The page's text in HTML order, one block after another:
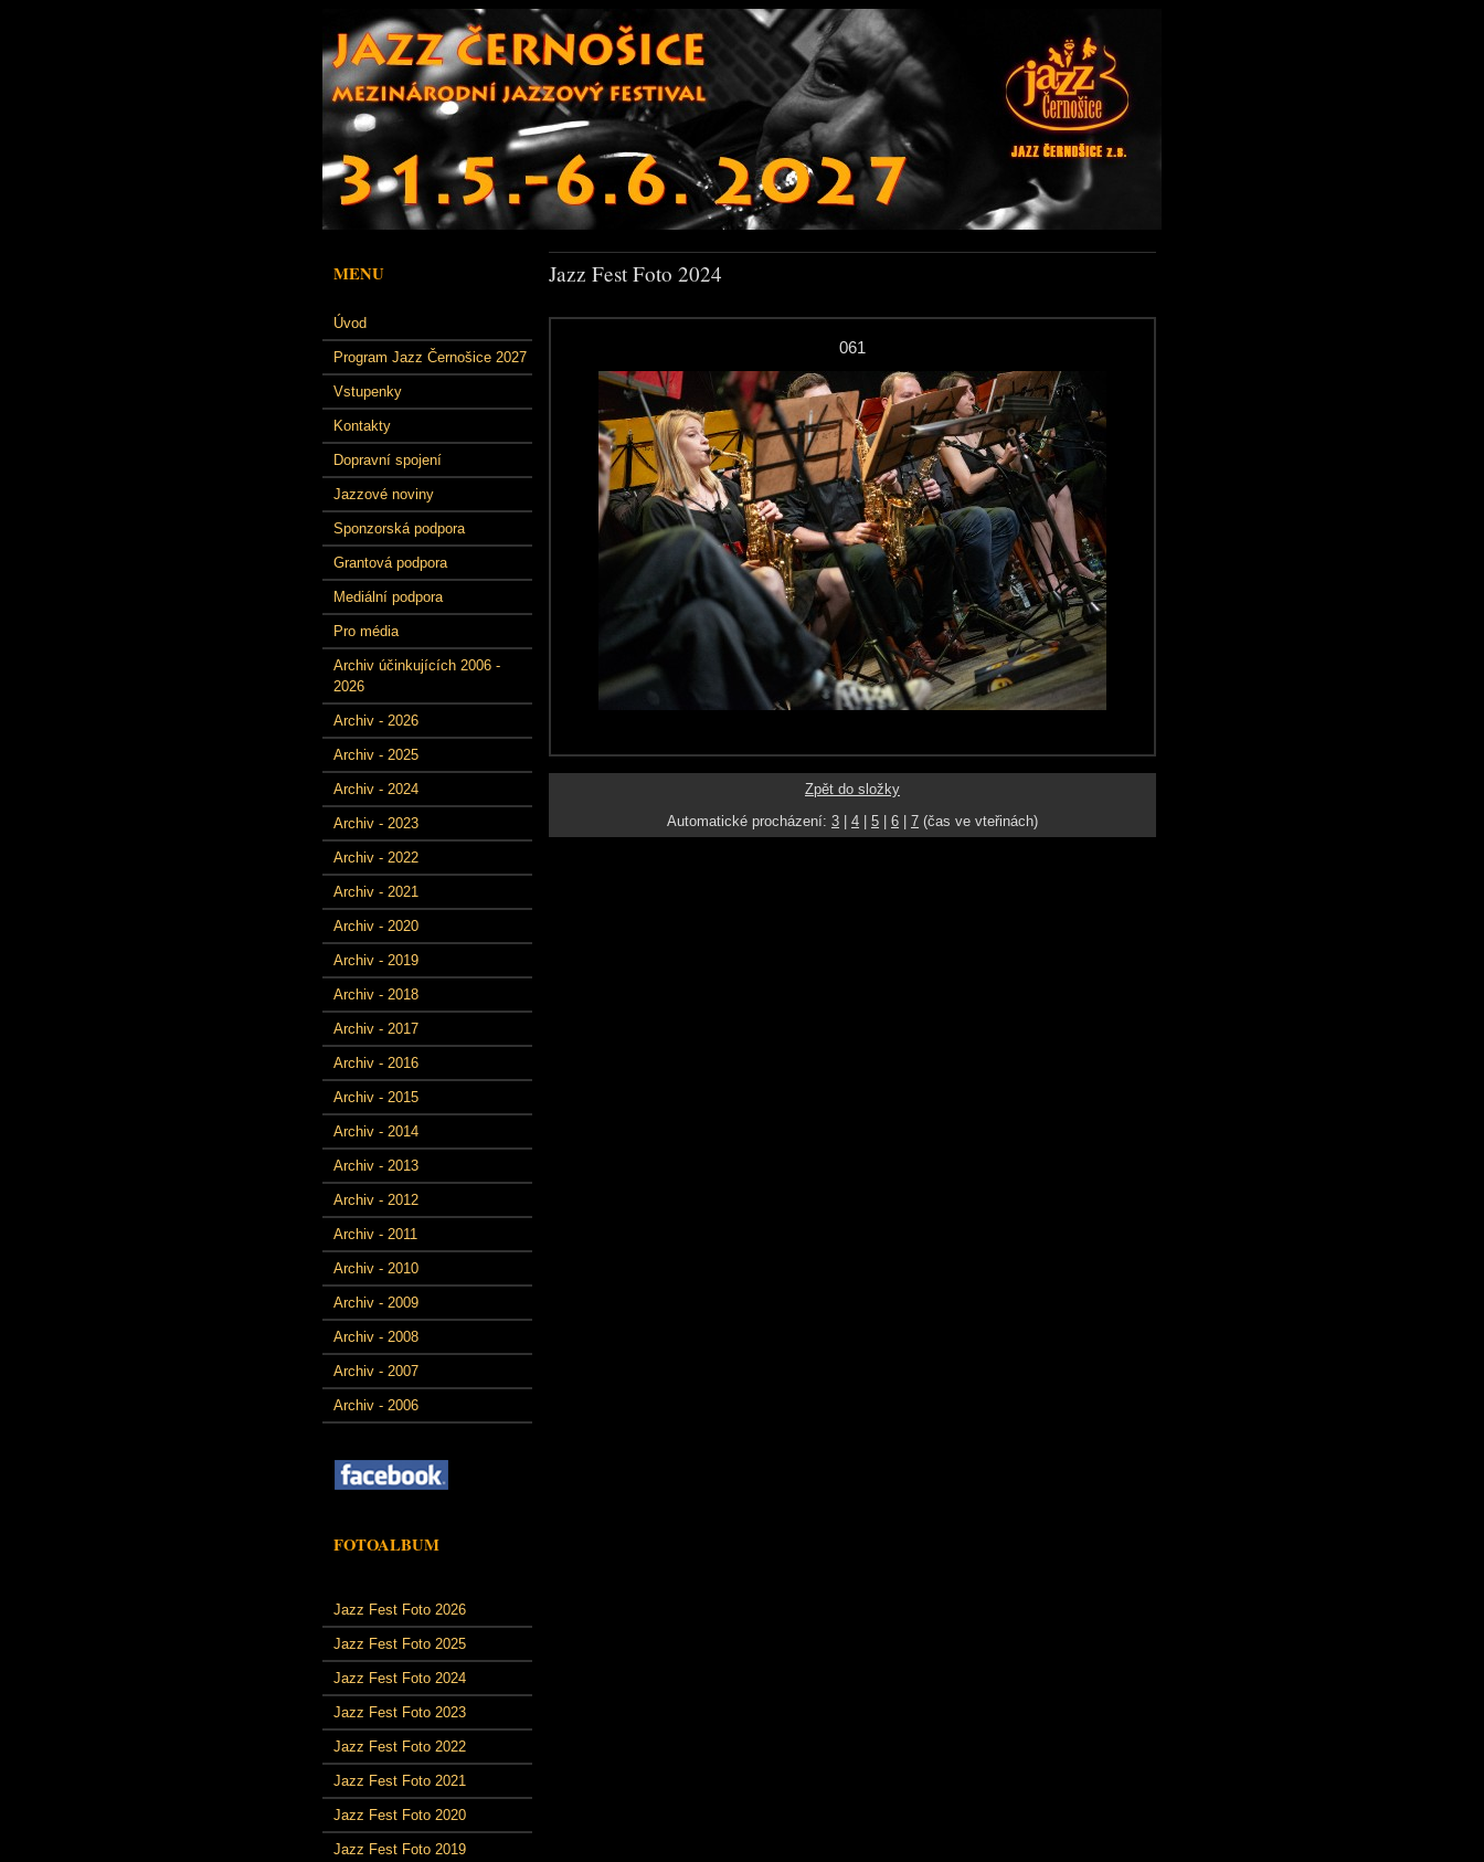
MENU
Úvod
Program Jazz Černošice 2027
Vstupenky
Kontakty
Dopravní spojení
Jazzové noviny
Sponzorská podpora
Grantová podpora
Mediální podpora
Pro média
Archiv účinkujících 2006 -
2026
Archiv - 2026
Archiv - 2025
Archiv - 2024
Archiv - 2023
Archiv - 2022
Archiv - 2021
Archiv - 2020
Archiv - 2019
Archiv - 2018
Archiv - 2017
Archiv - 2016
Archiv - 2015
Archiv - 2014
Archiv - 2013
Archiv - 2012
Archiv - 2011
Archiv - 2010
Archiv - 2009
Archiv - 2008
Archiv - 2007
Archiv - 2006
FOTOALBUM
Jazz Fest Foto 2026
Jazz Fest Foto 2025
Jazz Fest Foto 2024
Jazz Fest Foto 2023
Jazz Fest Foto 2022
Jazz Fest Foto 2021
Jazz Fest Foto 2020
Jazz Fest Foto 2019
Jazz Fest Foto 2024
061
Zpět do složky
Automatické procházení: 3 4 5 6 7 (čas ve vteřinách)